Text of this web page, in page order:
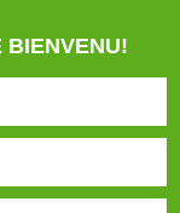
BIENVENU!